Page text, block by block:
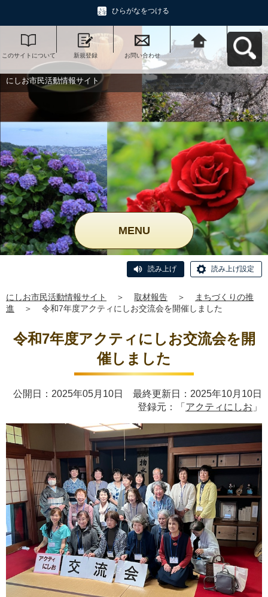
ひらがなをつける
このサイトについて 新規登録 お問い合わせ
にしお市民活動情報
サイトへ戻る
にしお市民活動情報サイト
MENU
読み上げ 読み上げ設定
にしお市民活動情報サイト ＞ 取材報告 ＞
まちづくりの推
進
＞ 令和7年度アクティにしお交流会を開催しました
令和7年度アクティにしお交流会を開
催しました
公開日：2025年05月10日 最終更新日：2025年10月10日
登録元：「 アクティにしお 」